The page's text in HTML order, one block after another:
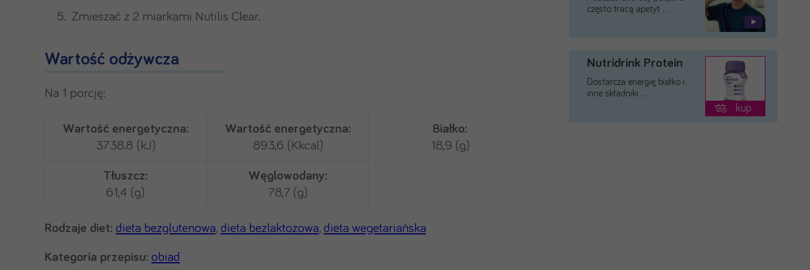
Zmieszać z 2 miarkami Nutilis Clear.
Wartość odżywcza
Na 1 porcję:
Wartość energetyczna:
3738.8 (kJ)
Wartość energetyczna:
893,6 (Kkcal)
Białko:
18,9 (g)
Tłuszcz:
61,4 (g)
Węglowodany:
78,7 (g)
Rodzaje diet: dieta bezglutenowa, dieta bezlaktozowa, dieta wegetariańska
Kategoria przepisu: obiad
często tracą apetyt …
Nutridrink Protein
Dostarcza energię, białko i
inne składniki …
kup